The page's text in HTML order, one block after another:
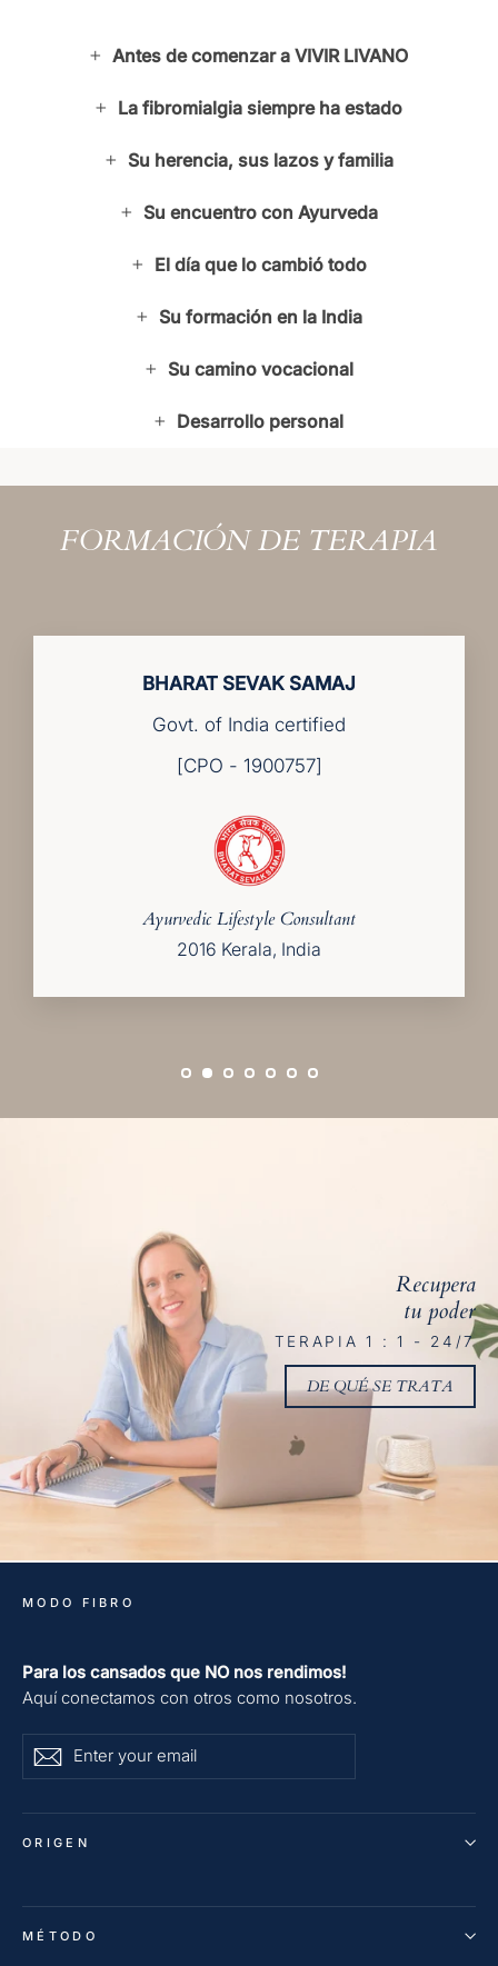
Antes de comenzar a VIVIR LIVANO
La fibromialgia siempre ha estado
Su herencia, sus lazos y familia
Su encuentro con Ayurveda
El día que lo cambió todo
Su formación en la India
Su camino vocacional
Desarrollo personal
FORMACIÓN DE TERAPIA
BHARAT SEVAK SAMAJ
Govt. of India certified
[CPO - 1900757]
Ayurvedic Lifestyle Consultant
2016 Kerala, India
Recupera
tu poder
TERAPIA 1 : 1 - 24/7
DE QUÉ SE TRATA
MODO FIBRO
Para los cansados que NO nos rendimos!
Aquí conectamos con otros como nosotros.
Enter
your
Subscribe
Subscribe
ORIGEN
MÉTODO